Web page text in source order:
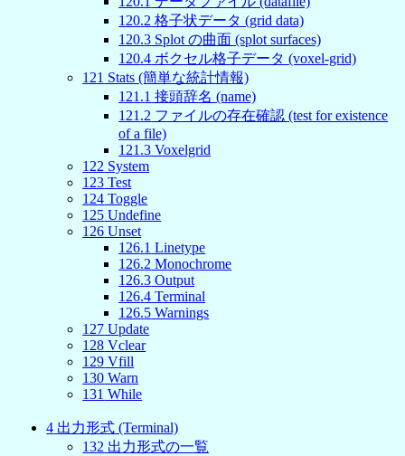
120.2 格子状データ (grid data)
120.3 Splot の曲面 (splot surfaces)
120.4 ボクセル格子データ (voxel-grid)
121 Stats (簡単な統計情報)
121 .1 接頭辞名 (name)
121 .2 ファイルの存在確認 (test for existence
of a file)
121 .3 Voxelgrid
122 System
123 Test
124 Toggle
125 Undefine
126 Unset
126.1 Linetype
126.2 Monochrome
126.3 Output
126.4 Terminal
126.5 Warnings
127 Update
128 Vclear
129 Vfill
130 Warn
131 While
4 出力形式 (Terminal)
132 出力形式の一覧